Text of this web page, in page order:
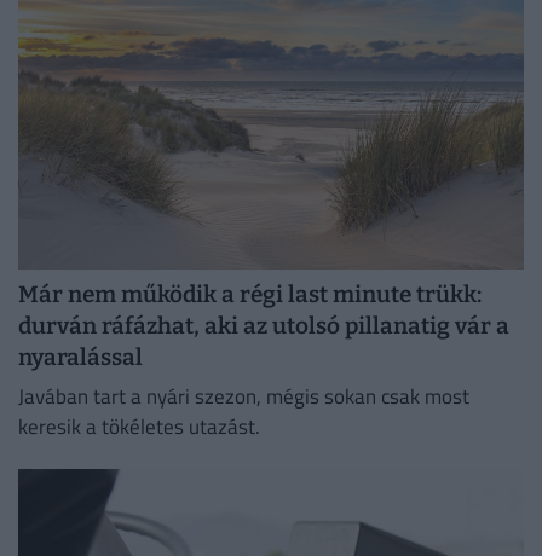
Már nem működik a régi last minute trükk:
durván ráfázhat, aki az utolsó pillanatig vár a
nyaralással
Javában tart a nyári szezon, mégis sokan csak most
keresik a tökéletes utazást.